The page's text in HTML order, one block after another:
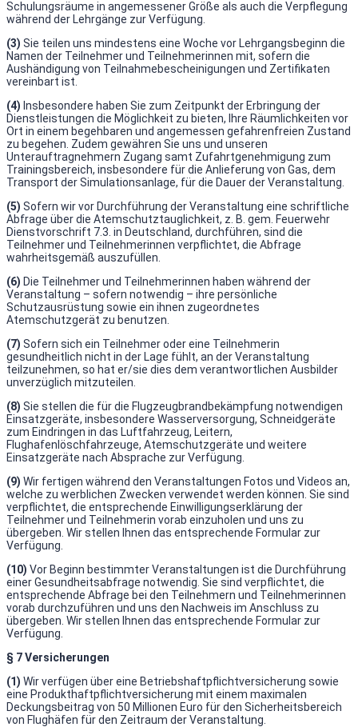
Schulungsräume in angemessener Größe als auch die Verpflegung
während der Lehrgänge zur Verfügung.
(3) Sie teilen uns mindestens eine Woche vor Lehrgangsbeginn die
Namen der Teilnehmer und Teilnehmerinnen mit, sofern die
Aushändigung von Teilnahmebescheinigungen und Zertifikaten
vereinbart ist.
(4) Insbesondere haben Sie zum Zeitpunkt der Erbringung der
Dienstleistungen die Möglichkeit zu bieten, Ihre Räumlichkeiten vor
Ort in einem begehbaren und angemessen gefahrenfreien Zustand
zu begehen. Zudem gewähren Sie uns und unseren
Unterauftragnehmern Zugang samt Zufahrtgenehmigung zum
Trainingsbereich, insbesondere für die Anlieferung von Gas, dem
Transport der Simulationsanlage, für die Dauer der Veranstaltung.
(5) Sofern wir vor Durchführung der Veranstaltung eine schriftliche
Abfrage über die Atemschutztauglichkeit, z. B. gem. Feuerwehr
Dienstvorschrift 7.3. in Deutschland, durchführen, sind die
Teilnehmer und Teilnehmerinnen verpflichtet, die Abfrage
wahrheitsgemäß auszufüllen.
(6) Die Teilnehmer und Teilnehmerinnen haben während der
Veranstaltung – sofern notwendig – ihre persönliche
Schutzausrüstung sowie ein ihnen zugeordnetes
Atemschutzgerät zu benutzen.
(7) Sofern sich ein Teilnehmer oder eine Teilnehmerin
gesundheitlich nicht in der Lage fühlt, an der Veranstaltung
teilzunehmen, so hat er/sie dies dem verantwortlichen Ausbilder
unverzüglich mitzuteilen.
(8) Sie stellen die für die Flugzeugbrandbekämpfung notwendigen
Einsatzgeräte, insbesondere Wasserversorgung, Schneidgeräte
zum Eindringen in das Luftfahrzeug, Leitern,
Flughafenlöschfahrzeuge, Atemschutzgeräte und weitere
Einsatzgeräte nach Absprache zur Verfügung.
(9) Wir fertigen während den Veranstaltungen Fotos und Videos an,
welche zu werblichen Zwecken verwendet werden können. Sie sind
verpflichtet, die entsprechende Einwilligungserklärung der
Teilnehmer und Teilnehmerin vorab einzuholen und uns zu
übergeben. Wir stellen Ihnen das entsprechende Formular zur
Verfügung.
(10) Vor Beginn bestimmter Veranstaltungen ist die Durchführung
einer Gesundheitsabfrage notwendig. Sie sind verpflichtet, die
entsprechende Abfrage bei den Teilnehmern und Teilnehmerinnen
vorab durchzuführen und uns den Nachweis im Anschluss zu
übergeben. Wir stellen Ihnen das entsprechende Formular zur
Verfügung.
§ 7 Versicherungen
(1) Wir verfügen über eine Betriebshaftpflichtversicherung sowie
eine Produkthaftpflichtversicherung mit einem maximalen
Deckungsbeitrag von 50 Millionen Euro für den Sicherheitsbereich
von Flughäfen für den Zeitraum der Veranstaltung.